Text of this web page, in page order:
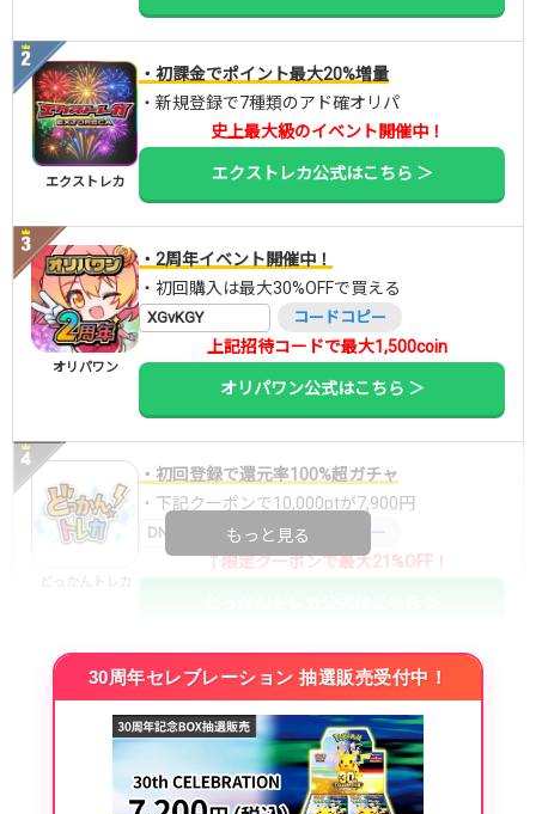
エクストレカ
・初課金でポイント最大20%増量
・新規登録で7種類のアド確オリパ
史上最大級のイベント開催中！
エクストレカ公式はこちら ＞
オリパワン
・2周年イベント開催中！
・初回購入は最大30%OFFで買える
XGvKGY コードコピー
上記招待コードで最大1,500coin
オリパワン公式はこちら ＞
・初回登録で還元率100%超ガチャ
・下記クーポンで10,000ptが7,900円
DNGBIF4X コードコピー
↑限定クーポンで最大21%OFF！
おりパンダ
・初回購入は最大90%OFF
・新規登録で6種類アド確解禁
SVGC7P コードコピー
↑招待コードで最大2,000ptゲット
もっと見る
30周年セレブレーション 抽選販売受付中！